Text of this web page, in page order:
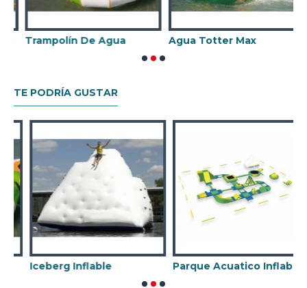
le brinda el mejor retorno de la inversión en su
negocio de alquiler Castillo Hinchable.
Trampolín De Agua Agua Totter Max
TE PODRÍA GUSTAR
Iceberg Inflable Parque Acuatico Inflable Comercial